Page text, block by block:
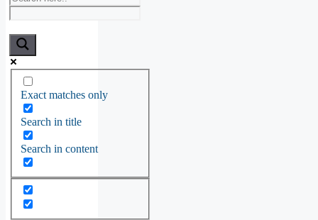
Exact matches only
Search in title
Search in content